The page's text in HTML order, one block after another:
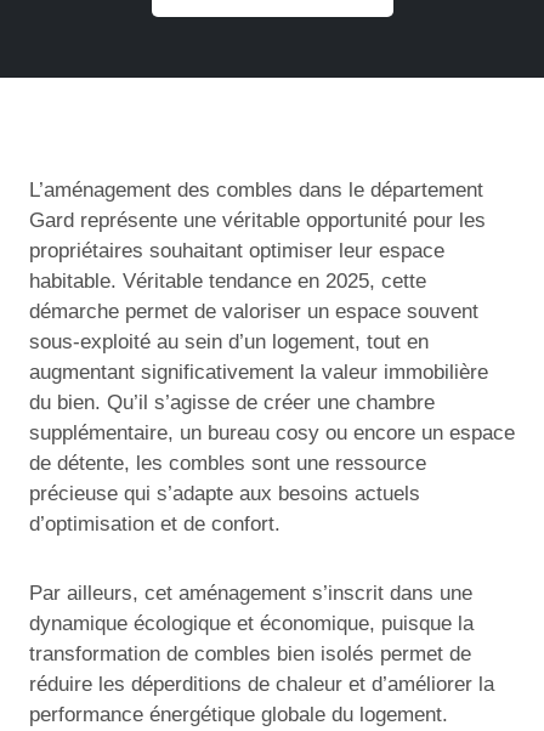
L’aménagement des combles dans le département
Gard représente une véritable opportunité pour les
propriétaires souhaitant optimiser leur espace
habitable. Véritable tendance en 2025, cette
démarche permet de valoriser un espace souvent
sous-exploité au sein d’un logement, tout en
augmentant significativement la valeur immobilière
du bien. Qu’il s’agisse de créer une chambre
supplémentaire, un bureau cosy ou encore un espace
de détente, les combles sont une ressource
précieuse qui s’adapte aux besoins actuels
d’optimisation et de confort.
Par ailleurs, cet aménagement s’inscrit dans une
dynamique écologique et économique, puisque la
transformation de combles bien isolés permet de
réduire les déperditions de chaleur et d’améliorer la
performance énergétique globale du logement.